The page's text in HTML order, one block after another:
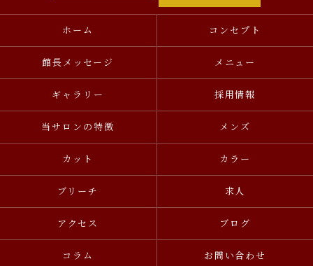
ホーム コンセプト
館長メッセージ メニュー
ギャラリー 採用情報
当サロンの特徴 メンズ
カット カラー
ブリーチ 求人
アクセス ブログ
コラム お問い合わせ